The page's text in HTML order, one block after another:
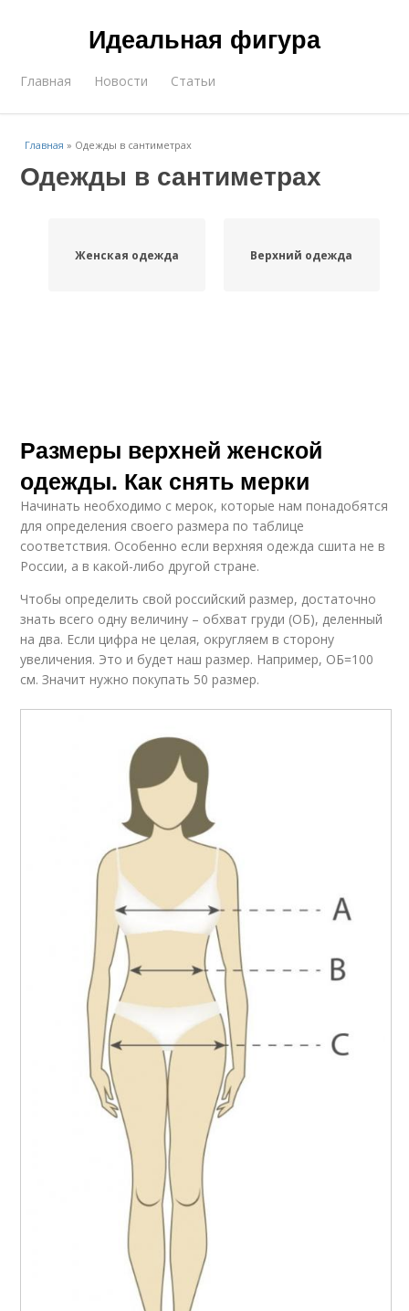
Идеальная фигура
Главная Новости Статьи
Главная » Одежды в сантиметрах
Одежды в сантиметрах
Женская одежда Верхний одежда
Размеры верхней женской
одежды. Как снять мерки
Начинать необходимо с мерок, которые нам понадобятся
для определения своего размера по таблице
соответствия. Особенно если верхняя одежда сшита не в
России, а в какой-либо другой стране.
Чтобы определить свой российский размер, достаточно
знать всего одну величину – обхват груди (ОБ), деленный
на два. Если цифра не целая, округляем в сторону
увеличения. Это и будет наш размер. Например, ОБ=100
см. Значит нужно покупать 50 размер.